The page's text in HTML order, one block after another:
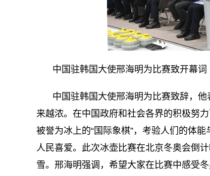
中国驻韩国大使邢海明为比赛致开幕词
中国驻韩国大使邢海明为比赛致辞，他
来越浓。在中国政府和社会各界的积极努
被誉为冰上的“国际象棋”，考验人们的体
人民喜爱。此次冰壶比赛在北京冬奥会倒
雪。邢海明强调，希望大家在比赛中感受